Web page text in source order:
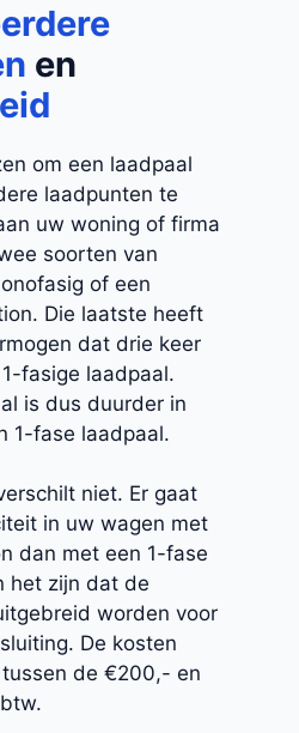
en
om een laadpaal
laadpunten te
uw woning of firma
soorten van
of een
Die laatste heeft
dat drie keer
fasige laadpaal.
is dus duurder in
1-fase laadpaal.
niet. Er gaat
in uw wagen met
dan met een 1-fase
het zijn dat de
worden voor
De kosten
de €200,- en